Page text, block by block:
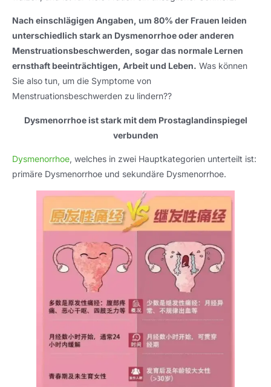
Nach einschlägigen Angaben, um 80% der Frauen leiden
unterschiedlich stark an Dysmenorrhoe oder anderen
Menstruationsbeschwerden, sogar das normale Lernen
ernsthaft beeinträchtigen, Arbeit und Leben. Was können
Sie also tun, um die Symptome von
Menstruationsbeschwerden zu lindern??
Dysmenorrhoe ist stark mit dem Prostaglandinspiegel
verbunden
Dysmenorrhoe, welches in zwei Hauptkategorien unterteilt ist:
primäre Dysmenorrhoe und sekundäre Dysmenorrhoe.